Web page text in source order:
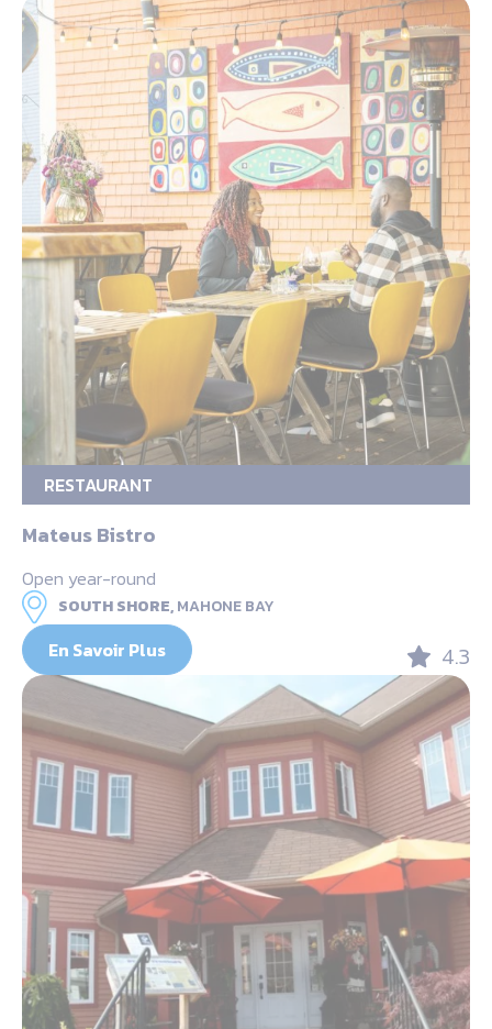
RESTAURANT
Mateus Bistro
Open year-round
SOUTH SHORE,MAHONE BAY
En Savoir Plus 4.3